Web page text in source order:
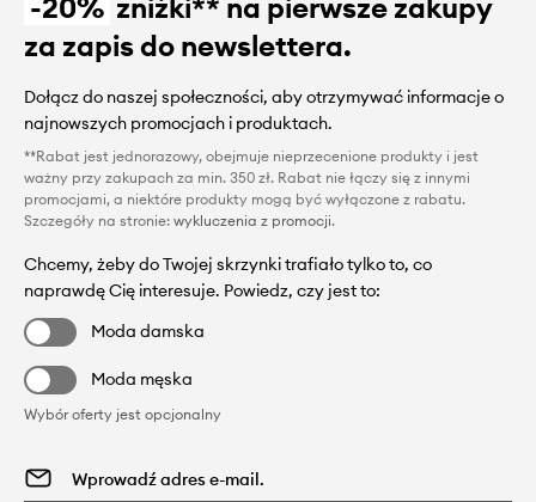
-20% zniżki** na pierwsze zakupy
za zapis do newslettera.
Dołącz do naszej społeczności, aby otrzymywać informacje o
najnowszych promocjach i produktach.
**Rabat jest jednorazowy, obejmuje nieprzecenione produkty i jest
ważny przy zakupach za min. 350 zł. Rabat nie łączy się z innymi
promocjami, a niektóre produkty mogą być wyłączone z rabatu.
Szczegóły na stronie: wykluczenia z promocji.
Chcemy, żeby do Twojej skrzynki trafiało tylko to, co
naprawdę Cię interesuje. Powiedz, czy jest to:
Moda damska
Moda męska
Wybór oferty jest opcjonalny